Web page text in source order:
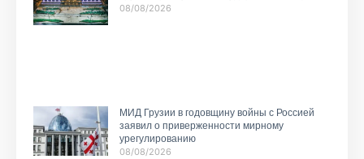
08/08/2026
МИД Грузии в годовщину войны с Россией
заявил о приверженности мирному
урегулированию
08/08/2026